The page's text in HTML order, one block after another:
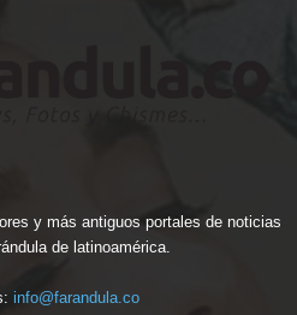
y más antiguos portales de noticias
de latinoamérica.
info@farandula.co